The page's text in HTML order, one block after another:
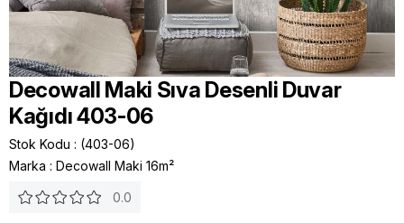
Decowall Maki Sıva Desenli Duvar
Kağıdı 403-06
Stok Kodu
(403-06)
Marka : Decowall Maki 16m²
0.0